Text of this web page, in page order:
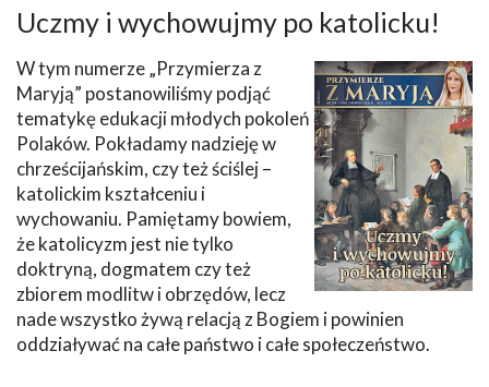
Uczmy i wychowujmy po katolicku!
W tym numerze „Przymierza z
Maryją” postanowiliśmy podjąć
tematykę edukacji młodych pokoleń
Polaków. Pokładamy nadzieję w
chrześcijańskim, czy też ściślej –
katolickim kształceniu i
wychowaniu. Pamiętamy bowiem,
że katolicyzm jest nie tylko
doktryną, dogmatem czy też
zbiorem modlitw i obrzędów, lecz
nade wszystko żywą relacją z Bogiem i powinien
oddziaływać na całe państwo i całe społeczeństwo.